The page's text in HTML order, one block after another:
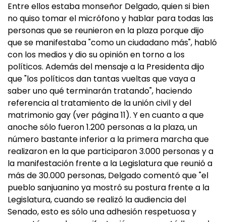
Entre ellos estaba monseñor Delgado, quien si bien
no quiso tomar el micrófono y hablar para todas las
personas que se reunieron en la plaza porque dijo
que se manifestaba "como un ciudadano más", habló
con los medios y dio su opinión en torno a los
políticos. Además del mensaje a la Presidenta dijo
que "los políticos dan tantas vueltas que vaya a
saber uno qué terminarán tratando", haciendo
referencia al tratamiento de la unión civil y del
matrimonio gay (ver página 11). Y en cuanto a que
anoche sólo fueron 1.200 personas a la plaza, un
número bastante inferior a la primera marcha que
realizaron en la que participaron 3.000 personas y a
la manifestación frente a la Legislatura que reunió a
más de 30.000 personas, Delgado comentó que "el
pueblo sanjuanino ya mostró su postura frente a la
Legislatura, cuando se realizó la audiencia del
Senado, esto es sólo una adhesión respetuosa y